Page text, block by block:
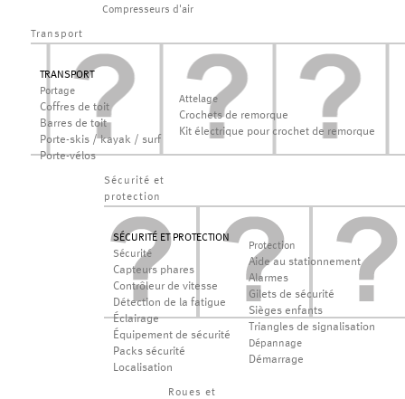
Compresseurs d'air
Transport
TRANSPORT
Portage
Coffres de toit
Barres de toit
Porte-skis / kayak / surf
Porte-vélos
Attelage
Crochets de remorque
Kit électrique pour crochet de remorque
Sécurité et
protection
SÉCURITÉ ET PROTECTION
Sécurité
Capteurs phares
Contrôleur de vitesse
Détection de la fatigue
Éclairage
Équipement de sécurité
Packs sécurité
Localisation
Protection
Aide au stationnement
Alarmes
Gilets de sécurité
Sièges enfants
Triangles de signalisation
Dépannage
Démarrage
Roues et